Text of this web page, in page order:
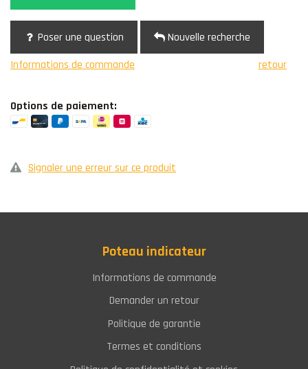
Poser une question
Nouvelle recherche
Informations de commande
retour
Options de paiement:
Signaler une erreur sur ce produit
Poteau indicateur
Informations de commande
Demander un retour
Politique de garantie
Termes et conditions